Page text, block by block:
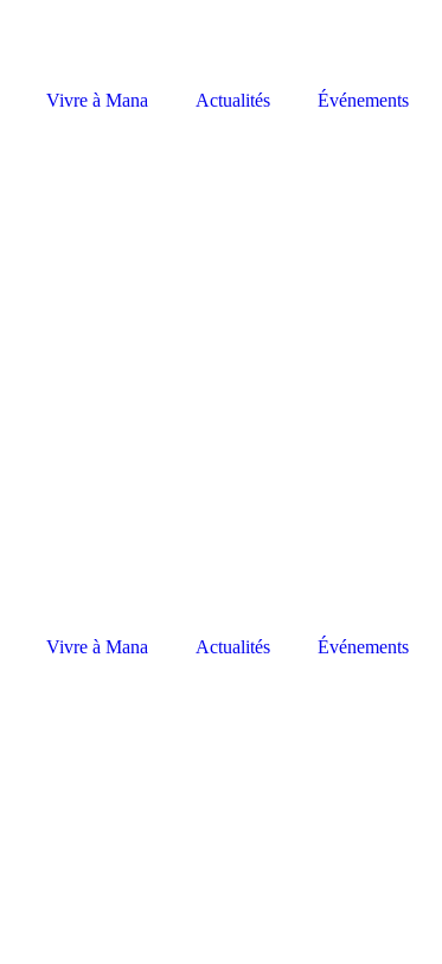
Vivre à Mana Actualités Événements
Vivre à Mana Actualités Événements